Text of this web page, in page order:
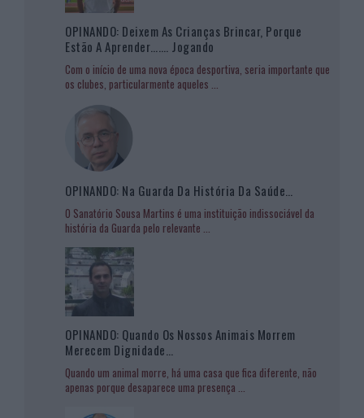
OPINANDO: Deixem As Crianças Brincar, Porque
Estão A Aprender……. Jogando
Com o início de uma nova época desportiva, seria importante que
os clubes, particularmente aqueles ...
OPINANDO: Na Guarda Da História Da Saúde…
O Sanatório Sousa Martins é uma instituição indissociável da
história da Guarda pelo relevante ...
OPINANDO: Quando Os Nossos Animais Morrem
Merecem Dignidade…
Quando um animal morre, há uma casa que fica diferente, não
apenas porque desaparece uma presença ...